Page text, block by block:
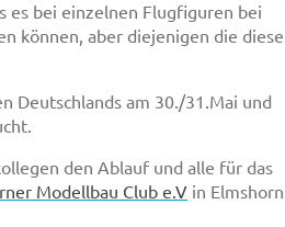
es bei einzelnen Flugfiguren bei
können, aber diejenigen die diese
Deutschlands am 30./31.Mai und
den Ablauf und alle für das
Modellbau Club e.V in Elmshorn